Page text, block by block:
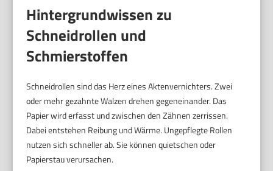
Hintergrundwissen zu
Schneidrollen und
Schmierstoffen
Schneidrollen sind das Herz eines Aktenvernichters. Zwei
oder mehr gezahnte Walzen drehen gegeneinander. Das
Papier wird erfasst und zwischen den Zähnen zerrissen.
Dabei entstehen Reibung und Wärme. Ungepflegte Rollen
nutzen sich schneller ab. Sie können quietschen oder
Papierstau verursachen.